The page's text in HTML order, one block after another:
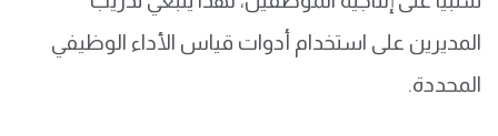
المديرين على استخدام أدوات قياس الأداء الوظيفي
المحددة.